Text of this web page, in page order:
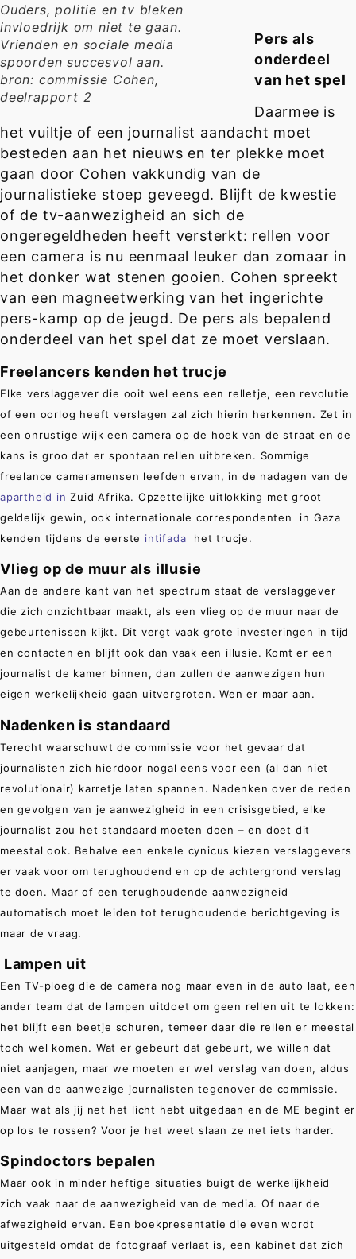
Ouders, politie en tv bleken
invloedrijk om niet te gaan.
Vrienden en sociale media
spoorden succesvol aan.
bron: commissie Cohen,
deelrapport 2
Pers als
onderdeel
van het spel
Daarmee is
het vuiltje of een journalist aandacht moet
besteden aan het nieuws en ter plekke moet
gaan door Cohen vakkundig van de
journalistieke stoep geveegd. Blijft de kwestie
of de tv-aanwezigheid an sich de
ongeregeldheden heeft versterkt: rellen voor
een camera is nu eenmaal leuker dan zomaar in
het donker wat stenen gooien. Cohen spreekt
van een magneetwerking van het ingerichte
pers-kamp op de jeugd. De pers als bepalend
onderdeel van het spel dat ze moet verslaan.
Freelancers kenden het trucje
Elke verslaggever die ooit wel eens een relletje, een revolutie
of een oorlog heeft verslagen zal zich hierin herkennen. Zet in
een onrustige wijk een camera op de hoek van de straat en de
kans is groo dat er spontaan rellen uitbreken. Sommige
freelance cameramensen leefden ervan, in de nadagen van de
apartheid in Zuid Afrika. Opzettelijke uitlokking met groot
geldelijk gewin, ook internationale correspondenten in Gaza
kenden tijdens de eerste intifada het trucje.
Vlieg op de muur als illusie
Aan de andere kant van het spectrum staat de verslaggever
die zich onzichtbaar maakt, als een vlieg op de muur naar de
gebeurtenissen kijkt. Dit vergt vaak grote investeringen in tijd
en contacten en blijft ook dan vaak een illusie. Komt er een
journalist de kamer binnen, dan zullen de aanwezigen hun
eigen werkelijkheid gaan uitvergroten. Wen er maar aan.
Nadenken is standaard
Terecht waarschuwt de commissie voor het gevaar dat
journalisten zich hierdoor nogal eens voor een (al dan niet
revolutionair) karretje laten spannen. Nadenken over de reden
en gevolgen van je aanwezigheid in een crisisgebied, elke
journalist zou het standaard moeten doen – en doet dit
meestal ook. Behalve een enkele cynicus kiezen verslaggevers
er vaak voor om terughoudend en op de achtergrond verslag
te doen. Maar of een terughoudende aanwezigheid
automatisch moet leiden tot terughoudende berichtgeving is
maar de vraag.
Lampen uit
Een TV-ploeg die de camera nog maar even in de auto laat, een
ander team dat de lampen uitdoet om geen rellen uit te lokken:
het blijft een beetje schuren, temeer daar die rellen er meestal
toch wel komen. Wat er gebeurt dat gebeurt, we willen dat
niet aanjagen, maar we moeten er wel verslag van doen, aldus
een van de aanwezige journalisten tegenover de commissie.
Maar wat als jij net het licht hebt uitgedaan en de ME begint er
op los te rossen? Voor je het weet slaan ze net iets harder.
Spindoctors bepalen
Maar ook in minder heftige situaties buigt de werkelijkheid
zich vaak naar de aanwezigheid van de media. Of naar de
afwezigheid ervan. Een boekpresentatie die even wordt
uitgesteld omdat de fotograaf verlaat is, een kabinet dat zich